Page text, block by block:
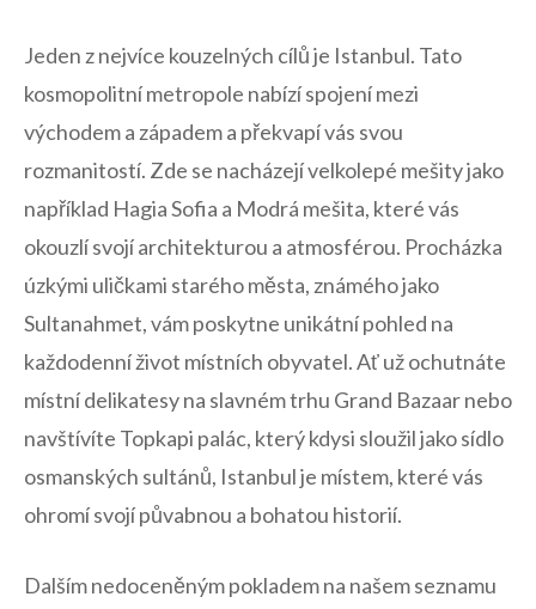
Jeden z nejvíce kouzelných cílů je Istanbul. Tato
kosmopolitní metropole⁣ nabízí spojení mezi
východem‌ a západem a překvapí vás svou
rozmanitostí. Zde⁤ se nacházejí ‍velkolepé mešity jako
například Hagia Sofia a Modrá mešita,​ které vás
okouzlí svojí architekturou‍ a atmosférou. Procházka
úzkými uličkami starého města, známého‍ jako
Sultanahmet, vám poskytne unikátní pohled na
každodenní život místních obyvatel. Ať už ochutnáte
místní ⁣delikatesy na slavném trhu Grand ​Bazaar⁤ nebo
navštívíte⁢ Topkapi palác, který kdysi sloužil jako sídlo
osmanských sultánů, Istanbul je místem, které vás
ohromí svojí půvabnou a ⁤bohatou historií.
Dalším nedoceněným pokladem na ⁤našem seznamu